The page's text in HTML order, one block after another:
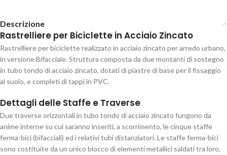
Descrizione
Rastrelliere per Biciclette in Acciaio Zincato
Rastrelliere per biciclette realizzato in acciaio zincato per arredo urbano,
in versione Bifacciale. Struttura composta da due montanti di sostegno
in tubo tondo di acciaio zincato, dotati di piastre di base per il fissaggio
al suolo, e completi di tappi in PVC.
Dettagli delle Staffe e Traverse
Due traverse orizzontali in tubo tondo di acciaio zincato fungono da
anime interne su cui saranno inseriti, a scorrimento, le cinque staffe
ferma-bici (bifacciali) ed i relativi tubi distanziatori. Le staffe ferma-bici
sono costituite da un unico blocco di elementi metallici saldati tra loro,